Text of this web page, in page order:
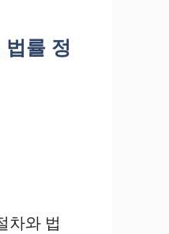
률 정
차와 법